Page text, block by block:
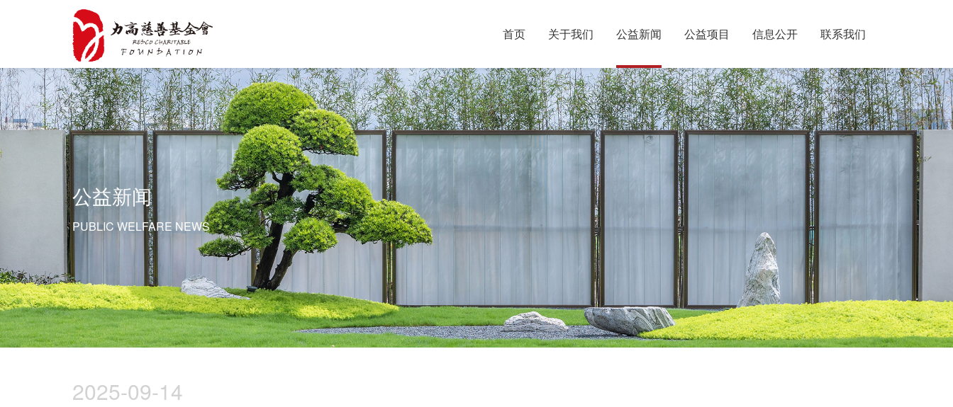
首页 关于我们 公益新闻 公益项目 信息公开 联系我们
公益新闻
PUBLIC WELFARE NEWS
2025-09-14